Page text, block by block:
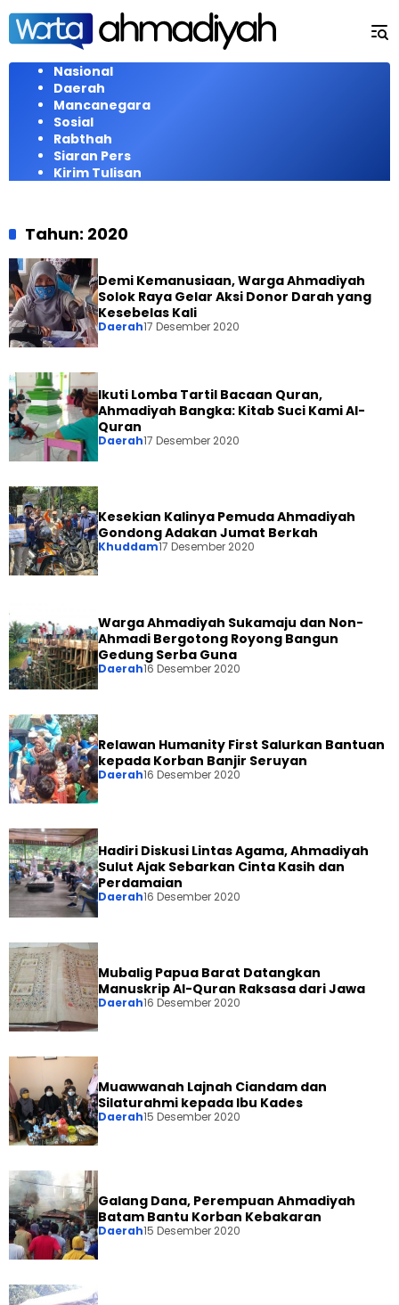
Langsung
konten
Nasional
Daerah
Mancanegara
Sosial
Rabthah
Siaran Pers
Kirim Tulisan
Tahun: 2020
Demi Kemanusiaan, Warga Ahmadiyah
Solok Raya Gelar Aksi Donor Darah yang
Kesebelas Kali
Daerah17 Desember 2020
Ikuti Lomba Tartil Bacaan Quran,
Ahmadiyah Bangka: Kitab Suci Kami Al-
Quran
Daerah17 Desember 2020
Kesekian Kalinya Pemuda Ahmadiyah
Gondong Adakan Jumat Berkah
Khuddam17 Desember 2020
Warga Ahmadiyah Sukamaju dan Non-
Ahmadi Bergotong Royong Bangun
Gedung Serba Guna
Daerah16 Desember 2020
Relawan Humanity First Salurkan Bantuan
kepada Korban Banjir Seruyan
Daerah16 Desember 2020
Hadiri Diskusi Lintas Agama, Ahmadiyah
Sulut Ajak Sebarkan Cinta Kasih dan
Perdamaian
Daerah16 Desember 2020
Mubalig Papua Barat Datangkan
Manuskrip Al-Quran Raksasa dari Jawa
Daerah16 Desember 2020
Muawwanah Lajnah Ciandam dan
Silaturahmi kepada Ibu Kades
Daerah15 Desember 2020
Galang Dana, Perempuan Ahmadiyah
Batam Bantu Korban Kebakaran
Daerah15 Desember 2020